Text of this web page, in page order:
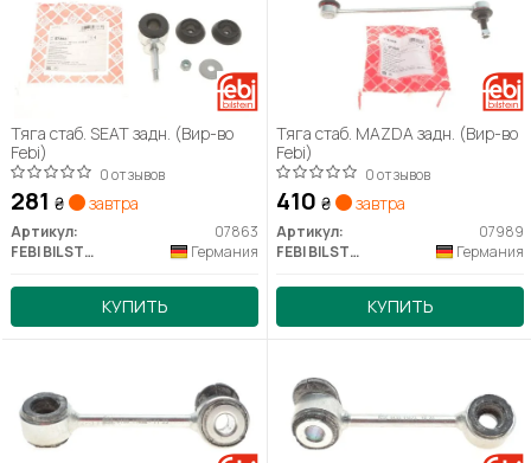
Тяга стаб. SEAT задн. (Вир-во
Febi)
0 отзывов
281 ₴ завтра
Артикул:
07863
FEBI BILSTEIN
Германия
КУПИТЬ
Тяга стаб. MAZDA задн. (Вир-во
Febi)
0 отзывов
410 ₴ завтра
Артикул:
07989
FEBI BILSTEIN
Германия
КУПИТЬ